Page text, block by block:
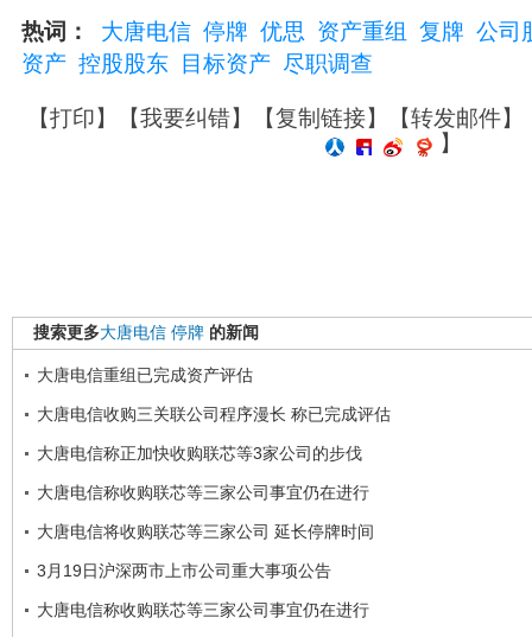
热词： 大唐电信 停牌 优思 资产重组 复牌 公司
资产 控股股东 目标资产 尽职调查
【打印】【我要纠错】【复制链接】【转发邮件】
】
搜索更多大唐电信 停牌 的新闻
大唐电信重组已完成资产评估
大唐电信收购三关联公司程序漫长 称已完成评估
大唐电信称正加快收购联芯等3家公司的步伐
大唐电信称收购联芯等三家公司事宜仍在进行
大唐电信将收购联芯等三家公司 延长停牌时间
3月19日沪深两市上市公司重大事项公告
大唐电信称收购联芯等三家公司事宜仍在进行